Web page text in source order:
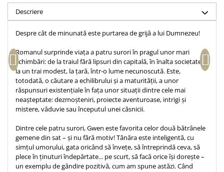
Literatura
Biografii
Eseuri
Marturii
Romane
Meditatii
Pedagogie
Poezii
Sanatate
Teologie
A doua venire
Semne de carte
Set cadou
Statuete
Sticle apa
Suport pentru pahar
Tablouri
Tablouri canvas
Descriere
Despre cât de minunată este purtarea de grijă a lui Dumnezeu!
Romanul surprinde viața a patru surori în pragul unor mari
schimbări: de la traiul fără lipsuri din capitală, în înalta societate,
la un trai modest, la țară, într-o lume necunoscută. Este,
totodată, o căutare a echilibrului și a maturității, a unor
răspunsuri existențiale în fața unor situații dintre cele mai
neașteptate: dezmoșteniri, proiecte aventuroase, intrigi și
mistere, văduvie sau începutul unei căsnicii.
Dintre cele patru surori, Gwen este favorita celor două bătrânele
gemene din sat – și nu fără motiv! Tâ­nă­ra este inteligentă, cu
simțul umorului, gata oricând să învețe, să întreprindă ceva, să
plece în ținuturi îndepăr­tate... pe scurt, să facă orice își dorește –
un exemplu de gândire pozitivă, cum am spune astăzi. Când